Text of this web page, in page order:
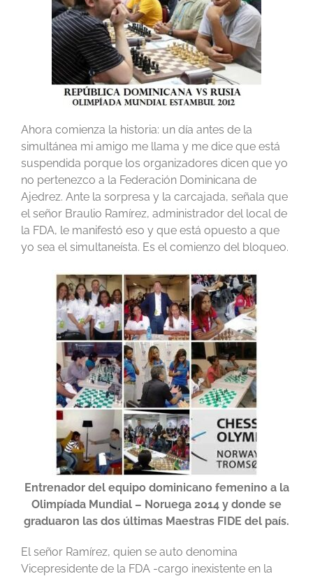
Ahora comienza la historia: un día antes de la
simultánea mi amigo me llama y me dice que está
suspendida porque los organizadores dicen que yo
no pertenezco a la Federación Dominicana de
Ajedrez. Ante la sorpresa y la carcajada, señala que
el señor Braulio Ramírez, administrador del local de
la FDA, le manifestó eso y que está opuesto a que
yo sea el simultaneísta. Es el comienzo del bloqueo.
Entrenador del equipo dominicano femenino a la
Olimpíada Mundial – Noruega 2014 y donde se
graduaron las dos últimas Maestras FIDE del país.
El señor Ramírez, quien se auto denomina
Vicepresidente de la FDA -cargo inexistente en la